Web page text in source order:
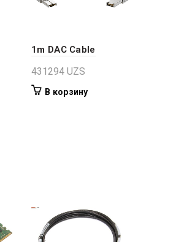
1m DAC Cable
431294 UZS
В корзину